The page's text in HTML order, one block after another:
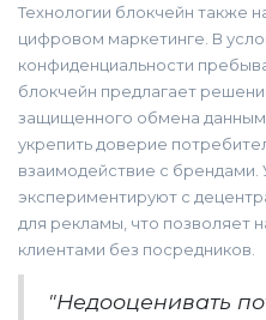
Технологии блокчейн также
цифровом маркетинге. В
конфиденциальности
блокчейн предлагает
защищенного обмена
укрепить доверие
взаимодействие с
экспериментируют с
для рекламы, что позволяет
клиентами без посредников.
"Недооценивать